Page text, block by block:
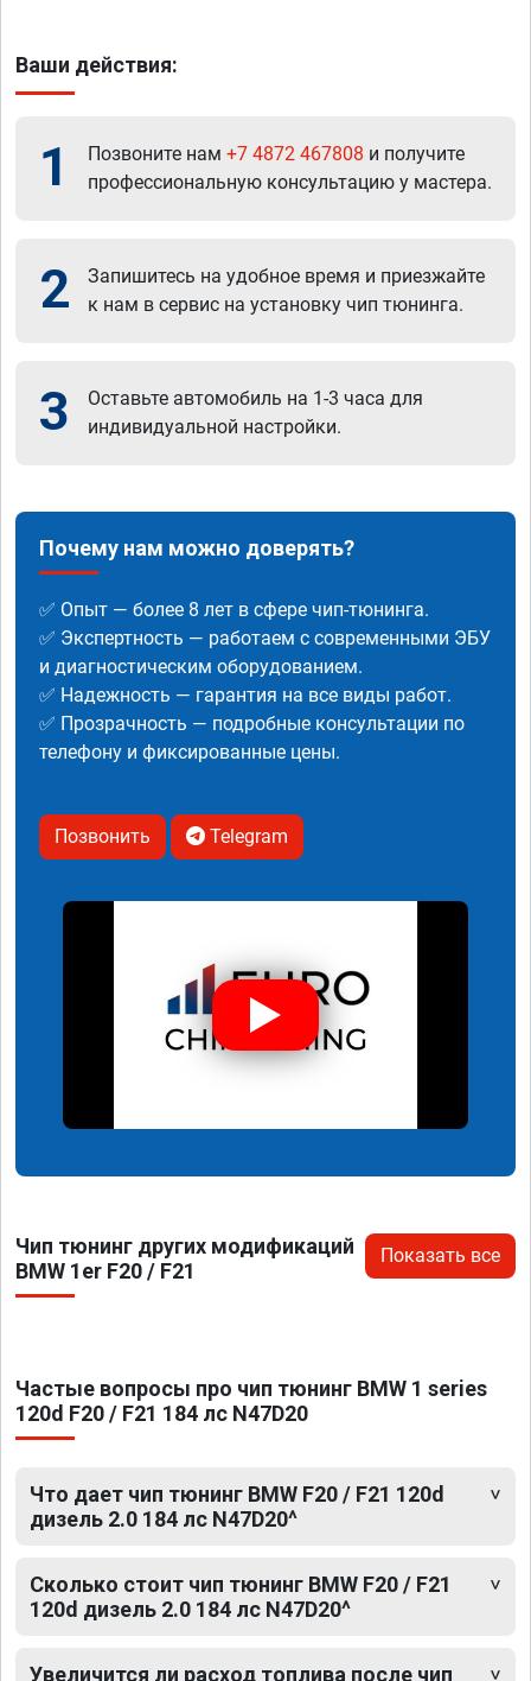
Ваши действия:
1 Позвоните нам +7 4872 467808 и получите
профессиональную консультацию у мастера.
2
Запишитесь на удобное время и приезжайте
к нам в сервис на установку чип тюнинга.
3
Оставьте автомобиль на 1-3 часа для
индивидуальной настройки.
Почему нам можно доверять?
✅ Опыт — более 8 лет в сфере чип-тюнинга.
✅ Экспертность — работаем с современными ЭБУ
и диагностическим оборудованием.
✅ Надежность — гарантия на все виды работ.
✅ Прозрачность — подробные консультации по
телефону и фиксированные цены.
Позвонить Telegram
Чип тюнинг других модификаций
BMW 1er F20 / F21
Показать все
Частые вопросы про чип тюнинг BMW 1 series
120d F20 / F21 184 лс N47D20
Что дает чип тюнинг BMW F20 / F21 120d
дизель 2.0 184 лс N47D20^
Сколько стоит чип тюнинг BMW F20 / F21
120d дизель 2.0 184 лс N47D20^
Увеличится ли расход топлива после чип